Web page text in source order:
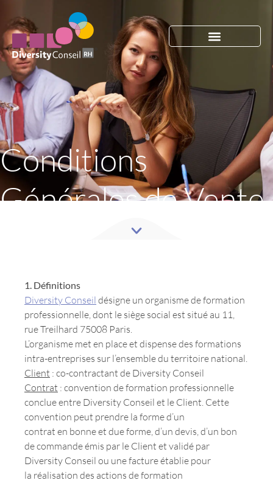
Conditions
Générales de Vente
1. Définitions
Diversity Conseil désigne un organisme de formation
professionnelle, dont le siège social est situé au 11,
rue Treilhard 75008 Paris.
L’organisme met en place et dispense des formations
intra-entreprises sur l’ensemble du territoire national.
Client : co-contractant de Diversity Conseil
Contrat : convention de formation professionnelle
conclue entre Diversity Conseil et le Client. Cette
convention peut prendre la forme d’un
contrat en bonne et due forme, d’un devis, d’un bon
de commande émis par le Client et validé par
Diversity Conseil ou une facture établie pour
la réalisation des actions de formation